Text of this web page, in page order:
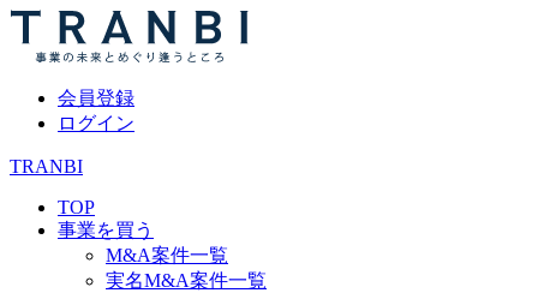
会員登録
ログイン
TRANBI
TOP
事業を買う
M&A案件一覧
実名M&A案件一覧